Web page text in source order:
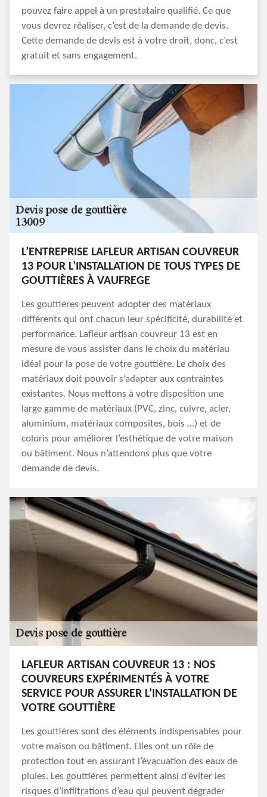
pouvez faire appel à un prestataire qualifié. Ce que
vous devrez réaliser, c’est de la demande de devis.
Cette demande de devis est à votre droit, donc, c’est
gratuit et sans engagement.
L’ENTREPRISE LAFLEUR ARTISAN COUVREUR
13 POUR L’INSTALLATION DE TOUS TYPES DE
GOUTTIÈRES À VAUFREGE
Les gouttières peuvent adopter des matériaux
différents qui ont chacun leur spécificité, durabilité et
performance. Lafleur artisan couvreur 13 est en
mesure de vous assister dans le choix du matériau
idéal pour la pose de votre gouttière. Le choix des
matériaux doit pouvoir s’adapter aux contraintes
existantes. Nous mettons à votre disposition une
large gamme de matériaux (PVC, zinc, cuivre, acier,
aluminium, matériaux composites, bois …) et de
coloris pour améliorer l’esthétique de votre maison
ou bâtiment. Nous n’attendons plus que votre
demande de devis.
LAFLEUR ARTISAN COUVREUR 13 : NOS
COUVREURS EXPÉRIMENTÉS À VOTRE
SERVICE POUR ASSURER L’INSTALLATION DE
VOTRE GOUTTIÈRE
Les gouttières sont des éléments indispensables pour
votre maison ou bâtiment. Elles ont un rôle de
protection tout en assurant l’évacuation des eaux de
pluies. Les gouttières permettent ainsi d’éviter les
risques d’infiltrations d’eau qui peuvent dégrader